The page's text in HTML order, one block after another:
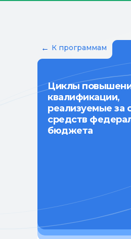
← К программам
Циклы
квалификации,
реализуемые за
средств
бюджета